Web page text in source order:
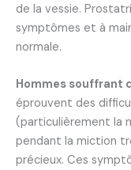
de la vessie.
symptômes et à
normale.
Hommes souffrant
éprouvent des
(particulièrement la
pendant la miction
précieux. Ces